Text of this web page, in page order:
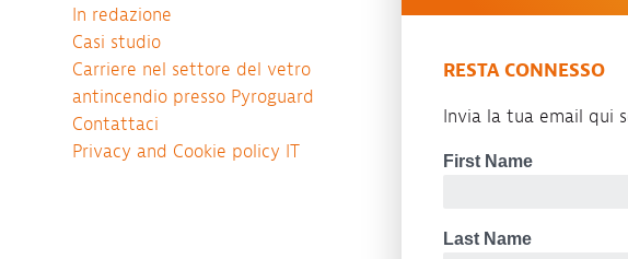
In redazione
Casi studio
Carriere nel settore del vetro
antincendio presso Pyroguard
Contattaci
Privacy and Cookie policy IT
RESTA CONNESSO
Invia la tua email qui